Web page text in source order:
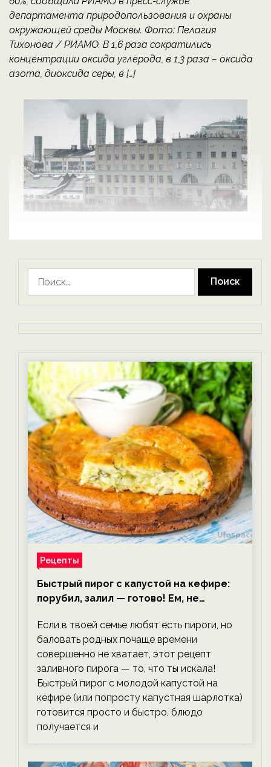
департамента природопользования и охраны
окружающей среды Москвы. Фото: Пелагия
Тихонова / РИАМО. В 1,6 раза сократились
концентрации оксида углерода, в 1,3 раза – оксида
азота, диоксида серы, в […]
Рецепты
Быстрый пирог с капустой на кефире:
порубил, залил — готово! Ем, не
Если в твоей семье любят есть пироги, но
баловать родных почаще времени
совершенно не хватает, этот рецепт
заливного пирога — то, что ты искала!
Быстрый пирог с молодой капустой на
кефире (или попросту капустная шарлотка)
готовится просто и быстро, блюдо
получается и